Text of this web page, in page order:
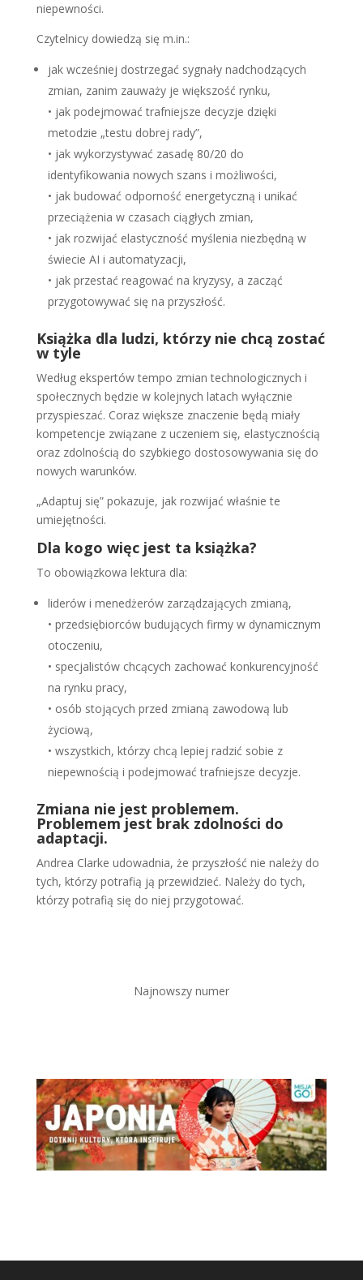
niepewności.
Czytelnicy dowiedzą się m.in.:
jak wcześniej dostrzegać sygnały nadchodzących
zmian, zanim zauważy je większość rynku,
• jak podejmować trafniejsze decyzje dzięki
metodzie „testu dobrej rady”,
• jak wykorzystywać zasadę 80/20 do
identyfikowania nowych szans i możliwości,
• jak budować odporność energetyczną i unikać
przeciążenia w czasach ciągłych zmian,
• jak rozwijać elastyczność myślenia niezbędną w
świecie AI i automatyzacji,
• jak przestać reagować na kryzysy, a zacząć
przygotowywać się na przyszłość.
Książka dla ludzi, którzy nie chcą zostać
w tyle
Według ekspertów tempo zmian technologicznych i
społecznych będzie w kolejnych latach wyłącznie
przyspieszać. Coraz większe znaczenie będą miały
kompetencje związane z uczeniem się, elastycznością
oraz zdolnością do szybkiego dostosowywania się do
nowych warunków.
„Adaptuj się” pokazuje, jak rozwijać właśnie te
umiejętności.
Dla kogo więc jest ta książka?
To obowiązkowa lektura dla:
liderów i menedżerów zarządzających zmianą,
• przedsiębiorców budujących firmy w dynamicznym
otoczeniu,
• specjalistów chcących zachować konkurencyjność
na rynku pracy,
• osób stojących przed zmianą zawodową lub
życiową,
• wszystkich, którzy chcą lepiej radzić sobie z
niepewnością i podejmować trafniejsze decyzje.
Zmiana nie jest problemem.
Problemem jest brak zdolności do
adaptacji.
Andrea Clarke udowadnia, że przyszłość nie należy do
tych, którzy potrafią ją przewidzieć. Należy do tych,
którzy potrafią się do niej przygotować.
Najnowszy numer